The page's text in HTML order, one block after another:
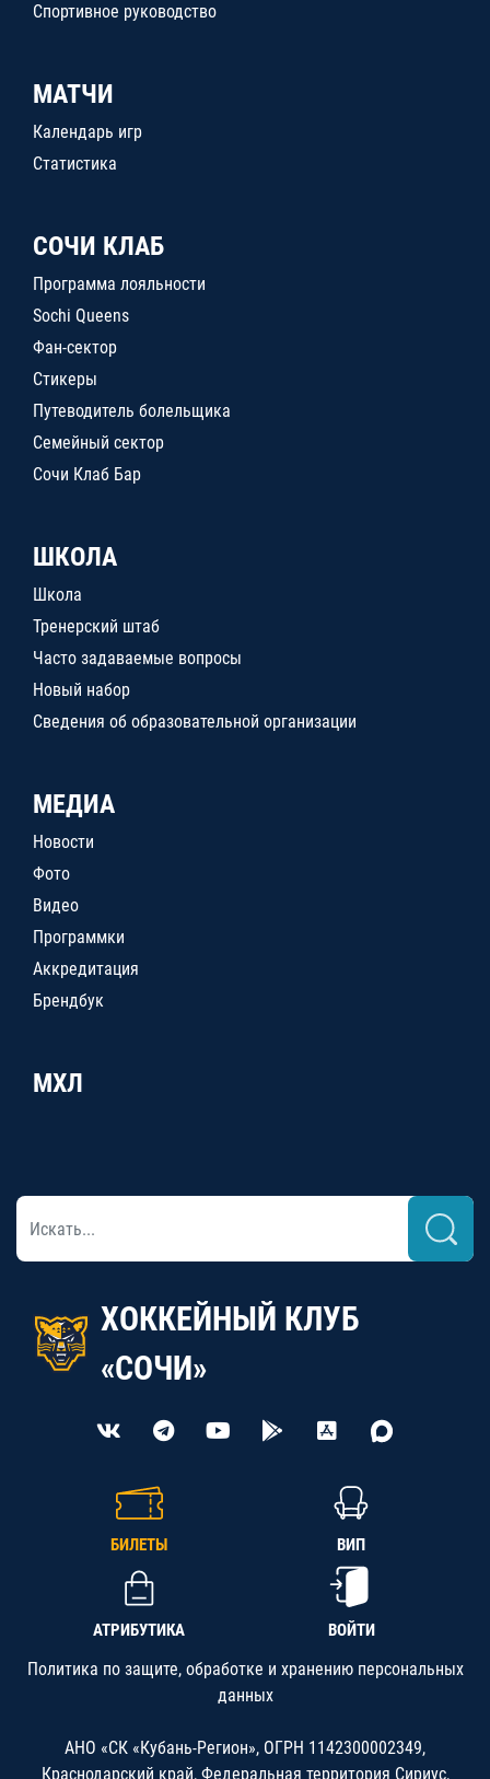
Спортивное руководство
МАТЧИ
Календарь игр
Статистика
СОЧИ КЛАБ
Программа лояльности
Sochi Queens
Фан-сектор
Стикеры
Путеводитель болельщика
Семейный сектор
Сочи Клаб Бар
ШКОЛА
Школа
Тренерский штаб
Часто задаваемые вопросы
Новый набор
Сведения об образовательной организации
МЕДИА
Новости
Фото
Видео
Программки
Аккредитация
Брендбук
МХЛ
ХОККЕЙНЫЙ КЛУБ
«СОЧИ»
БИЛЕТЫ ВИП
АТРИБУТИКА ВОЙТИ
Политика по защите, обработке и хранению персональных
данных
АНО «СК «Кубань-Регион», ОГРН 1142300002349,
Краснодарский край, Федеральная территория Сириус,